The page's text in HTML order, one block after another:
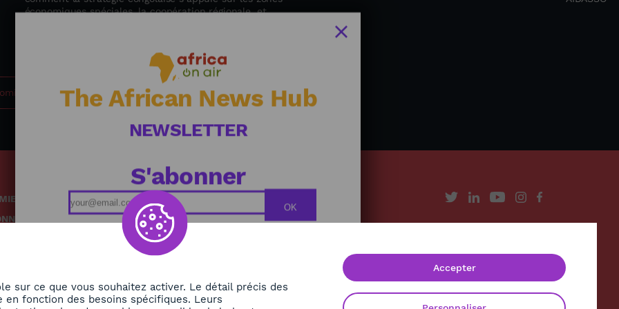
économiques spéciales, la coopération régionale, et
Podcasts
Replays
Grille des émissions
Politique de confidentialité
The African News Hub
NEWSLETTER
S'abonner
OK
sur ce que vous souhaitez activer. Le détail précis des
fonction des besoins spécifiques. Leurs
Accepter